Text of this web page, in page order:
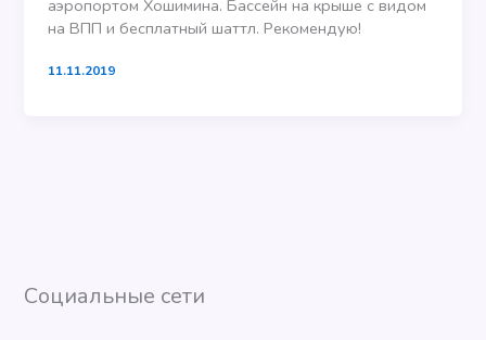
аэропортом Хошимина. Бассейн на крыше с видом
на ВПП и бесплатный шаттл. Рекомендую!
11.11.2019
Социальные сети